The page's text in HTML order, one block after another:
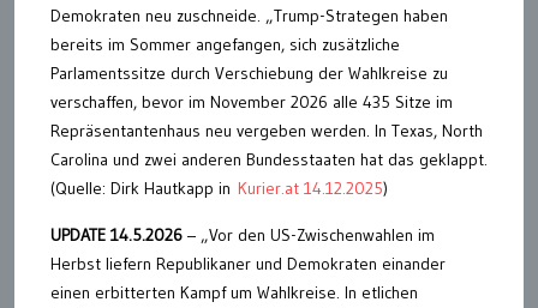
Demokraten neu zuschneide. „Trump-Strategen haben
bereits im Sommer angefangen, sich zusätzliche
Parlamentssitze durch Verschiebung der Wahlkreise zu
verschaffen, bevor im November 2026 alle 435 Sitze im
Repräsentantenhaus neu vergeben werden. In Texas, North
Carolina und zwei anderen Bundesstaaten hat das geklappt.
(Quelle: Dirk Hautkapp in Kurier.at 14.12.2025)
UPDATE 14.5.2026 – „Vor den US-Zwischenwahlen im
Herbst liefern Republikaner und Demokraten einander
einen erbitterten Kampf um Wahlkreise. In etlichen